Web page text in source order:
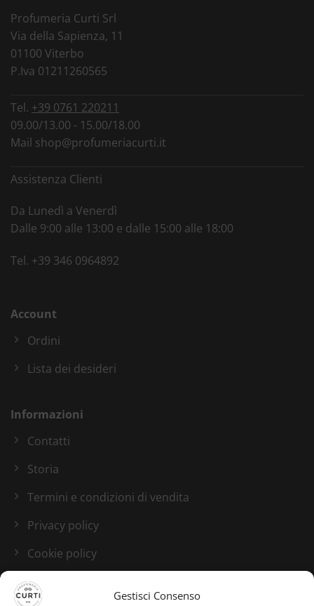
Gestisci Consenso
Profumeria Curti Srl
Via della Sapienza, 11
01100 Viterbo
P.Iva 01211260565
Tel. +39 0761 220211
09.00/13.00 - 15.00/18.00
Mail shop@profumeriacurti.it
Assistenza Clienti
Da Lunedì a Venerdì
Dalle 9:00 alle 13:00 e dalle 15:00 alle 18:00
Tel. +39 346 0964892
Account
Ordini
Lista dei desideri
Informazioni
Contatti
Storia
Termini e condizioni di vendita
Privacy policy
Cookie policy
Blog